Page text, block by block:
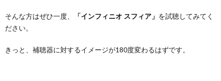
そんな方はぜひ一度、 「インフィニオ スフィア」 を試聴してみてく
ださい。
きっと、補聴器に対するイメージが180度変わるはずです。